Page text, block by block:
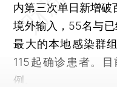
内第三次单日新增
境外输入，55名与
最大的本地感染群
115起确诊患者。
例。